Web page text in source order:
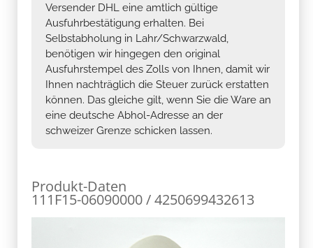
Versender DHL eine amtlich gültige
Ausfuhrbestätigung erhalten. Bei
Selbstabholung in Lahr/Schwarzwald,
benötigen wir hingegen den original
Ausfuhrstempel des Zolls von Ihnen, damit wir
Ihnen nachträglich die Steuer zurück erstatten
können. Das gleiche gilt, wenn Sie die Ware an
eine deutsche Abhol-Adresse an der
schweizer Grenze schicken lassen.
Produkt-Daten
111F15-06090000 / 4250699432613